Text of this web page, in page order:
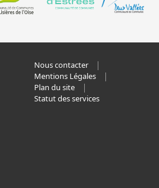
Nous contacter
Mentions Légales
Plan du site
Statut des services